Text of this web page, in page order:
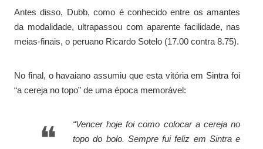
Antes disso, Dubb, como é conhecido entre os amantes
da modalidade, ultrapassou com aparente facilidade, nas
meias-finais, o peruano Ricardo Sotelo (17.00 contra 8.75).
No final, o havaiano assumiu que esta vitória em Sintra foi
“a cereja no topo” de uma época memorável:
“Vencer hoje foi como colocar a cereja no
topo do bolo. Sempre fui feliz em Sintra e